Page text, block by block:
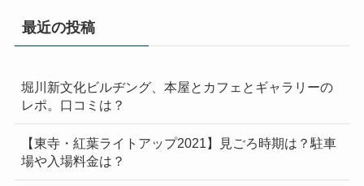
最近の投稿
堀川新文化ビルヂング、本屋とカフェとギャラリーの
レポ。口コミは？
【東寺・紅葉ライトアップ2021】見ごろ時期は？駐車
場や入場料金は？